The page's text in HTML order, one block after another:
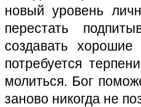
новый уровень
перестать
создавать
потребуется
молиться. Бог
заново никогда не